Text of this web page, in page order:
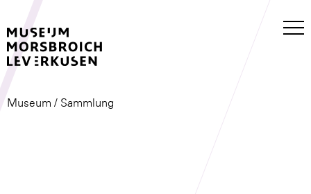
Museum / Sammlung